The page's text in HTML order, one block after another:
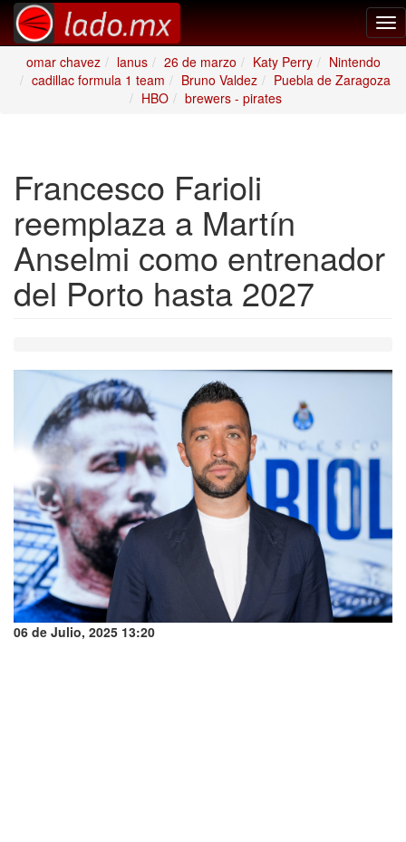
omar chavez
lanus 26 de marzo Katy Perry
Nintendo
cadillac formula 1 team
Bruno Valdez
Puebla de Zaragoza
HBO
brewers - pirates
Francesco Farioli
reemplaza a Martín
Anselmi como entrenador
del Porto hasta 2027
06 de Julio, 2025 13:20